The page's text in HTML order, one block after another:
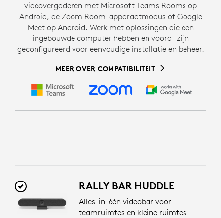
videovergaderen met Microsoft Teams Rooms op
Android, de Zoom Room-apparaatmodus of Google
Meet op Android. Werk met oplossingen die een
ingebouwde computer hebben en vooraf zijn
geconfigureerd voor eenvoudige installatie en beheer.
MEER OVER COMPATIBILITEIT
RALLY BAR HUDDLE
Alles-in-één videobar voor
teamruimtes en kleine ruimtes